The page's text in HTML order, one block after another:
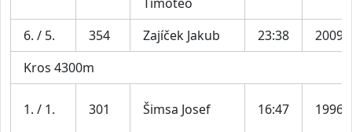
6. / 5. 354 Zajíček Jakub 23:38
2009
Kros 4300m
1. / 1. 301 Šimsa Josef 16:47 1996